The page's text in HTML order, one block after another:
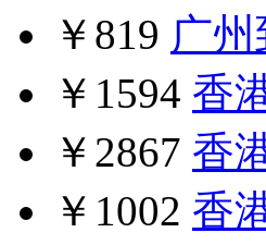
￥819 广
￥1594 香
￥2867 香
￥1002 香